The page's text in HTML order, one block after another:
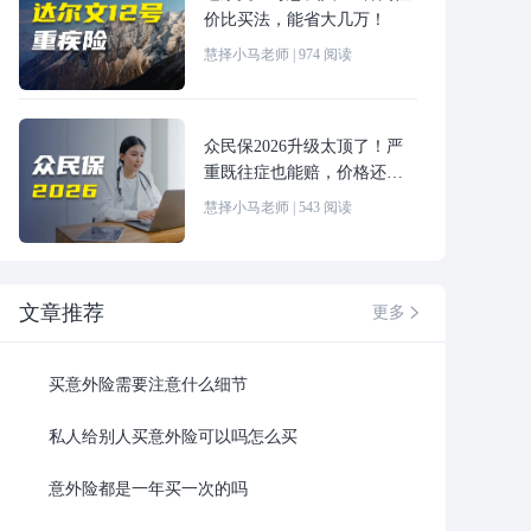
价比买法，能省大几万！
慧择小马老师 974 阅读
众民保2026升级太顶了！严
重既往症也能赔，价格还更
便宜！
慧择小马老师 543 阅读
文章推荐 更多 
买意外险需要注意什么细节
私人给别人买意外险可以吗怎么买
意外险都是一年买一次的吗